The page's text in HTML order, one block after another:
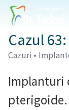
Cazul
Cazuri •
Implanturi
pterigoide.